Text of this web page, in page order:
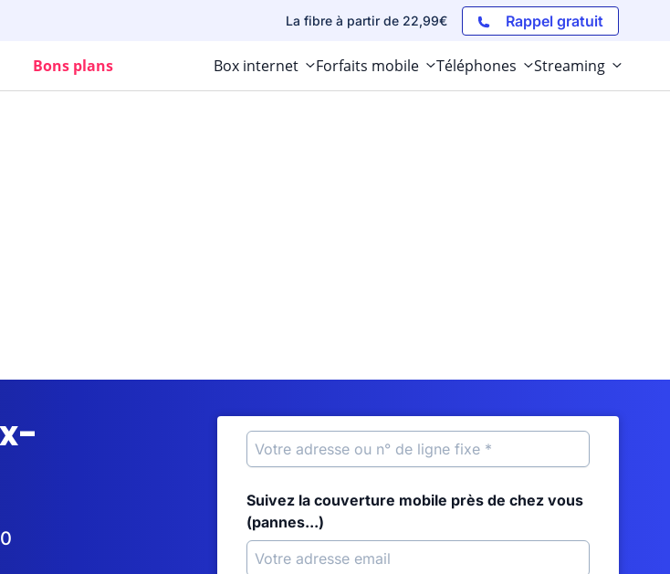
La fibre à partir de 22,99€ Rappel gratuit
Bons plans Box internet Forfaits mobile Téléphones Streaming
Suivez la couverture mobile près de chez vous
(pannes...)